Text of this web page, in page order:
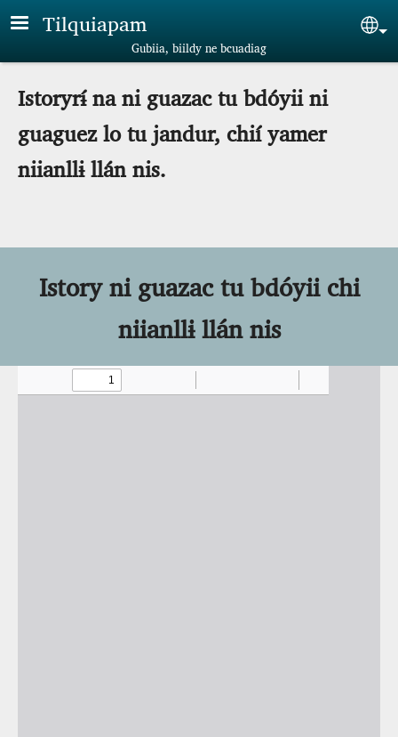
Skip to main content
Tilquiapam
Gubiia, biildy ne bcuadiag
Istoryrɨ́ na ni guazac tu bdóyii ni
guaguez lo tu jandur, chií yamer
niianllɨ llán nis.
Istory ni guazac tu bdóyii chi
niianllɨ llán nis